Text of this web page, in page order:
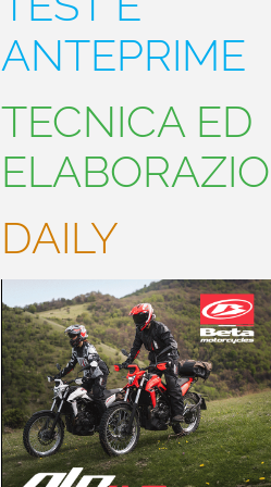
ANTEPRIME
TECNICA ED
DAILY